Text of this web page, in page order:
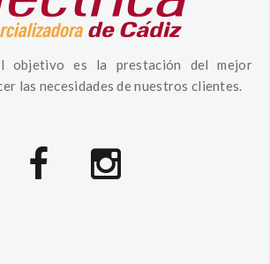
objetivo es la prestación del mejor
las necesidades de nuestros clientes.